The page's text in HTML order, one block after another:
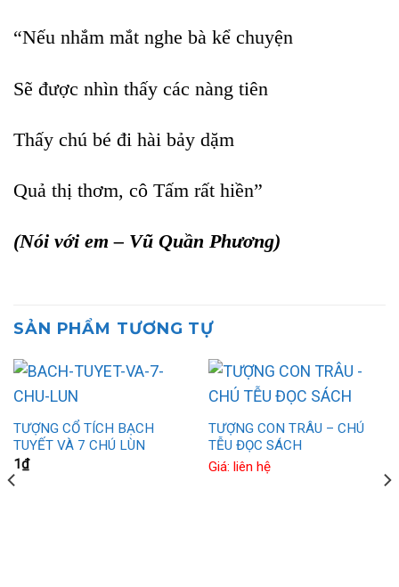
“Nếu nhắm mắt nghe bà kể chuyện
Sẽ được nhìn thấy các nàng tiên
Thấy chú bé đi hài bảy dặm
Quả thị thơm, cô Tấm rất hiền”
(Nói với em – Vũ Quần Phương)
SẢN PHẨM TƯƠNG TỰ
TƯỢNG CỔ TÍCH BẠCH
TUYẾT VÀ 7 CHÚ LÙN
1₫
TƯỢNG CON TRÂU – CHÚ
TỄU ĐỌC SÁCH
Giá: liên hệ